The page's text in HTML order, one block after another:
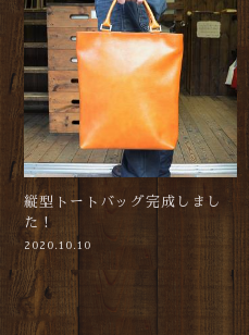
縦型トートバッグ完成しまし
た！
2020.10.10